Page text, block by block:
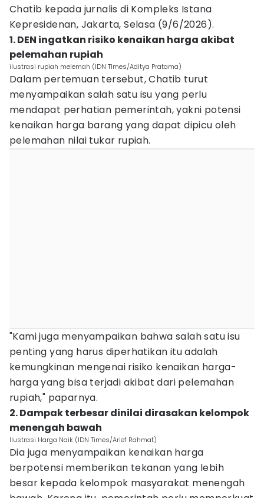
Chatib kepada jurnalis di Kompleks Istana
Kepresidenan, Jakarta, Selasa (9/6/2026).
1. DEN ingatkan risiko kenaikan harga akibat
pelemahan rupiah
ilustrasi rupiah melemah (IDN TImes/Aditya Pratama)
Dalam pertemuan tersebut, Chatib turut
menyampaikan salah satu isu yang perlu
mendapat perhatian pemerintah, yakni potensi
kenaikan harga barang yang dapat dipicu oleh
pelemahan nilai tukar rupiah.
"Kami juga menyampaikan bahwa salah satu isu
penting yang harus diperhatikan itu adalah
kemungkinan mengenai risiko kenaikan harga-
harga yang bisa terjadi akibat dari pelemahan
rupiah," paparnya.
2. Dampak terbesar dinilai dirasakan kelompok
menengah bawah
Ilustrasi Harga Naik (IDN Times/Arief Rahmat)
Dia juga menyampaikan kenaikan harga
berpotensi memberikan tekanan yang lebih
besar kepada kelompok masyarakat menengah